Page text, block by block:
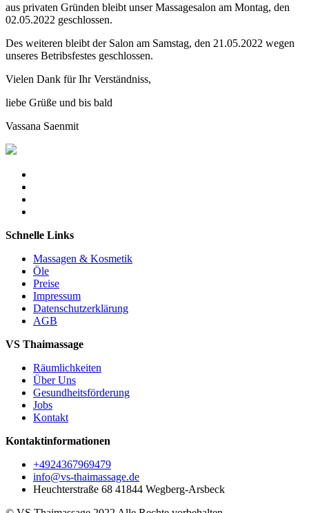
aus privaten Gründen bleibt unser Massagesalon am Montag, den
02.05.2022 geschlossen.
Des weiteren bleibt der Salon am Samstag, den 21.05.2022 wegen
unseres Betribsfestes geschlossen.
Vielen Dank für Ihr Verständniss,
liebe Grüße und bis bald
Vassana Saenmit
Schnelle Links
Massagen & Kosmetik
Öle
Preise
Impressum
Datenschutzerklärung
AGB
VS Thaimassage
Räumlichkeiten
Über Uns
Gesundheitsförderung
Jobs
Kontakt
Kontaktinformationen
+4924367969479
info@vs-thaimassage.de
Heuchterstraße 68 41844 Wegberg-Arsbeck